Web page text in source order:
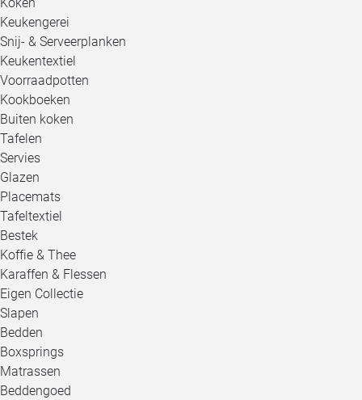
Keukengerei
Snij- & Serveerplanken
Keukentextiel
Voorraadpotten
Kookboeken
Buiten koken
Tafelen
Servies
Glazen
Placemats
Tafeltextiel
Bestek
Koffie & Thee
Karaffen & Flessen
Eigen Collectie
Slapen
Bedden
Boxsprings
Matrassen
Beddengoed